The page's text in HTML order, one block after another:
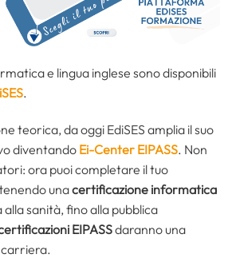
e lingua inglese sono disponibili
.
teorica, da oggi EdiSES amplia il suo
diventando Ei-Center EIPASS. Non
ora puoi completare il tuo
unacertificazione informatica
alla sanità, fino alla pubblica
EIPASSdaranno una
carriera.